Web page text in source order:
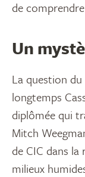
de
Un
La question
longtemps
diplômée qui
Mitch
de CIC dans
milieux